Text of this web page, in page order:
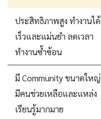
ประสิทธิภาพสูง ทำงานได้
เร็วและแม่นยำ ลดเวลา
ทำงานซ้ำซ้อน
มี Community ขนาดใหญ่
มีคนช่วยเหลือและแหล่ง
เรียนรู้มากมาย